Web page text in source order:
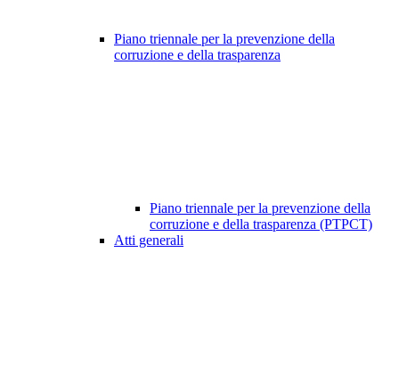
Piano triennale per la prevenzione della
corruzione e della trasparenza
Piano triennale per la prevenzione della
corruzione e della trasparenza (PTPCT)
Atti generali